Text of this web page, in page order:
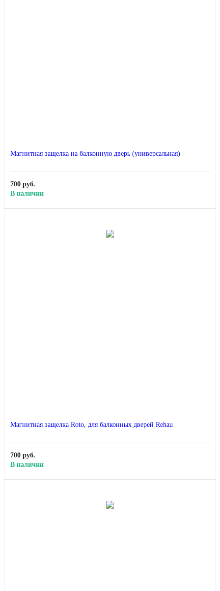
Магнитная защелка на балконную дверь (универсальная)
700 руб.
В наличии
Магнитная защелка Roto, для балконных дверей Rehau
700 руб.
В наличии